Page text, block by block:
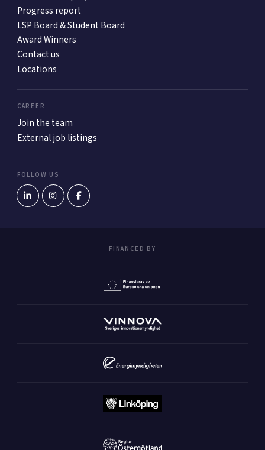
Progress report
LSP Board & Student Board
Award Winners
Contact us
Locations
CAREER
Join the team
External job listings
FOLLOW US
FINANCED BY